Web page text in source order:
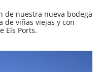
de nuestra nueva bodega
de viñas viejas y con
Els Ports.